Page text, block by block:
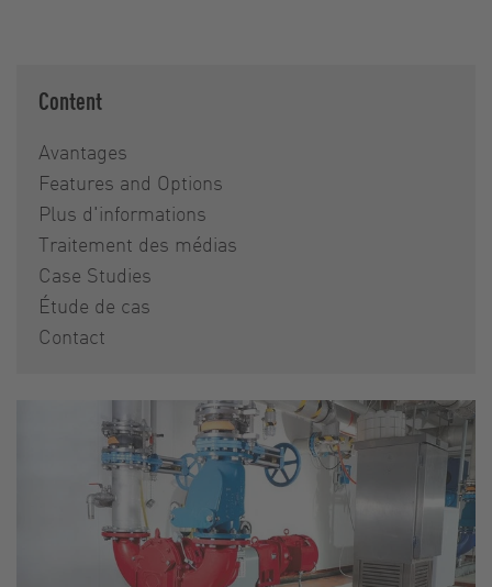
Content
Avantages
Features and Options
Plus d'informations
Traitement des médias
Case Studies
Étude de cas
Contact